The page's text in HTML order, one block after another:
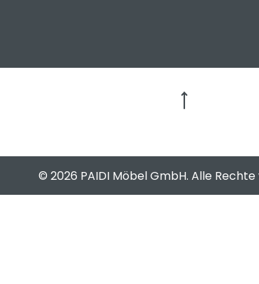
© 2026 PAIDI Möbel GmbH. Alle